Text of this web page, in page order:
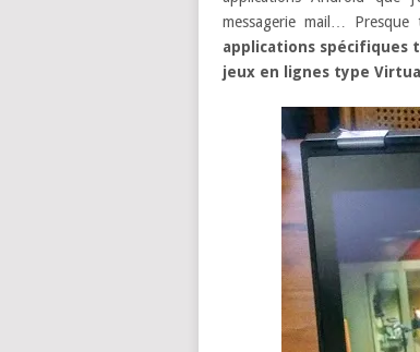
messagerie mail… Presque
applications spécifiques
jeux en lignes type